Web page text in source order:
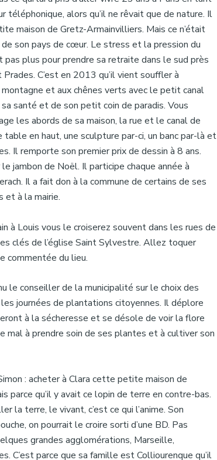
téléphonique, alors qu’il ne rêvait que de nature. Il
maison de Gretz-Armainvilliers. Mais ce n’était
de son pays de cœur. Le stress et la pression du
plus pour prendre sa retraite dans le sud près
C’est en 2013 qu’il vient souffler à
et aux chênes verts avec le petit canal
santé et de son petit coin de paradis. Vous
les abords de sa maison, la rue et le canal de
en haut, une sculpture par-ci, un banc par-là et
Il remporte son premier prix de dessin à 8 ans.
jambon de Noël. Il participe chaque année à
Il a fait don à la commune de certains de ses
et à la mairie.
à Louis vous le croiserez souvent dans les rues de
clés de l’église Saint Sylvestre. Allez toquer
commentée du lieu.
le conseiller de la municipalité sur le choix des
journées de plantations citoyennes. Il déplore
à la sécheresse et se désole de voir la flore
mal à prendre soin de ses plantes et à cultiver son
: acheter à Clara cette petite maison de
parce qu’il y avait ce lopin de terre en contre-bas.
la terre, le vivant, c’est ce qui l’anime. Son
on pourrait le croire sorti d’une BD. Pas
grandes agglomérations, Marseille,
C’est parce que sa famille est Colliourenque qu’il